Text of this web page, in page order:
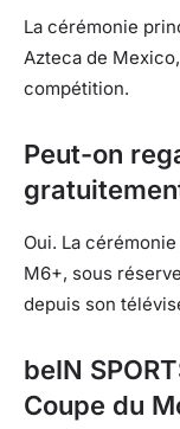
La cérémonie
Azteca de
compétition.
Peut-on
Oui. La
M6+, sous
depuis son
beIN
Coupe du